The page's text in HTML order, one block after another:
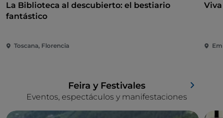
La Biblioteca al descubierto: el bestiario
fantástico
Toscana, Florencia
Eventos, espectáculos y manifestaciones
Feira y Festivales